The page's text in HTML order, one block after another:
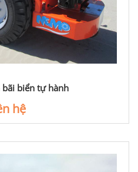
bãi biển tự hành
hệ